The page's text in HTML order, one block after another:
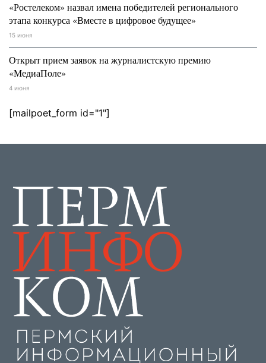
«Ростелеком» назвал имена победителей регионального
этапа конкурса «Вместе в цифровое будущее»
15 июня
Открыт прием заявок на журналистскую премию
«МедиаПоле»
4 июня
[mailpoet_form id="1"]